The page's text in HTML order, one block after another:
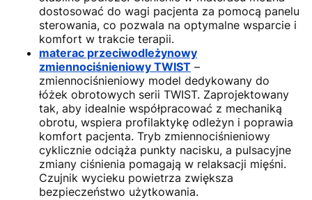
dostosować do wagi pacjenta za pomocą panelu
sterowania, co pozwala na optymalne wsparcie i
komfort w trakcie terapii.
materac przeciwodleżynowy
zmiennociśnieniowy TWIST –
zmiennociśnieniowy model dedykowany do
łóżek obrotowych serii TWIST. Zaprojektowany
tak, aby idealnie współpracować z mechaniką
obrotu, wspiera profilaktykę odleżyn i poprawia
komfort pacjenta. Tryb zmiennociśnieniowy
cyklicznie odciąża punkty nacisku, a pulsacyjne
zmiany ciśnienia pomagają w relaksacji mięśni.
Czujnik wycieku powietrza zwiększa
bezpieczeństwo użytkowania.